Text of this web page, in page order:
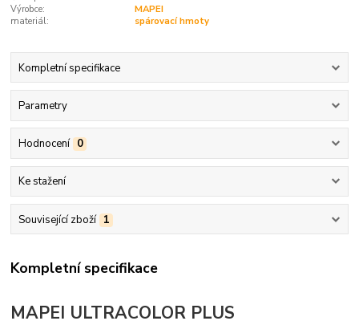
Výrobce:
MAPEI
materiál:
spárovací hmoty
Kompletní specifikace
Parametry
Hodnocení 0
Ke stažení
Související zboží 1
Kompletní specifikace
MAPEI ULTRACOLOR PLUS